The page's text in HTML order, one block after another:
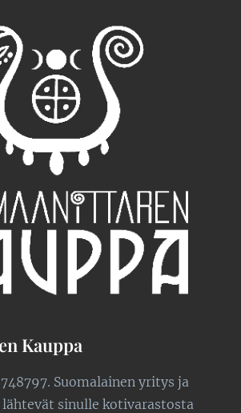
Kauppa
Suomalainen yritys ja
sinulle kotivarastosta